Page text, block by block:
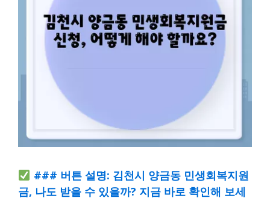
### 버튼 설명: 김천시 양금동 민생회복지원
금, 나도 받을 수 있을까? 지금 바로 확인해 보세